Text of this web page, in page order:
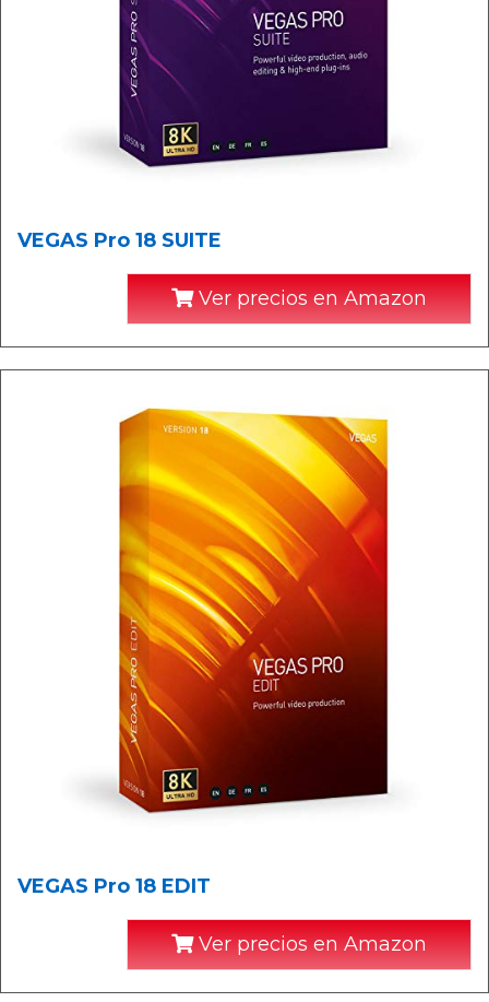
VEGAS Pro 18 SUITE
Ver precios en Amazon
VEGAS Pro 18 EDIT
Ver precios en Amazon